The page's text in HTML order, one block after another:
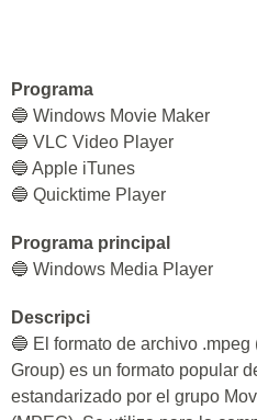
Programa
🔵 Windows Movie Maker
🔵 VLC Video Player
🔵 Apple iTunes
🔵 Quicktime Player
Programa principal
🔵 Windows Media Player
Descripci
🔵 El formato de archivo
Group) es un formato popular
estandarizado por el grupo